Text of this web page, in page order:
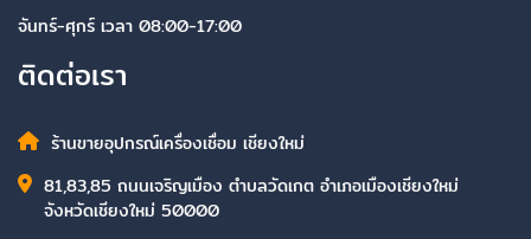
จันทร์-ศุกร์ เวลา 08:00-17:00
ติดต่อเรา
ร้านขายอุปกรณ์เครื่องเชื่อม เชียงใหม่
81,83,85 ถนนเจริญเมือง ตำบลวัดเกต อำเภอเมืองเชียงใหม่
จังหวัดเชียงใหม่ 50000